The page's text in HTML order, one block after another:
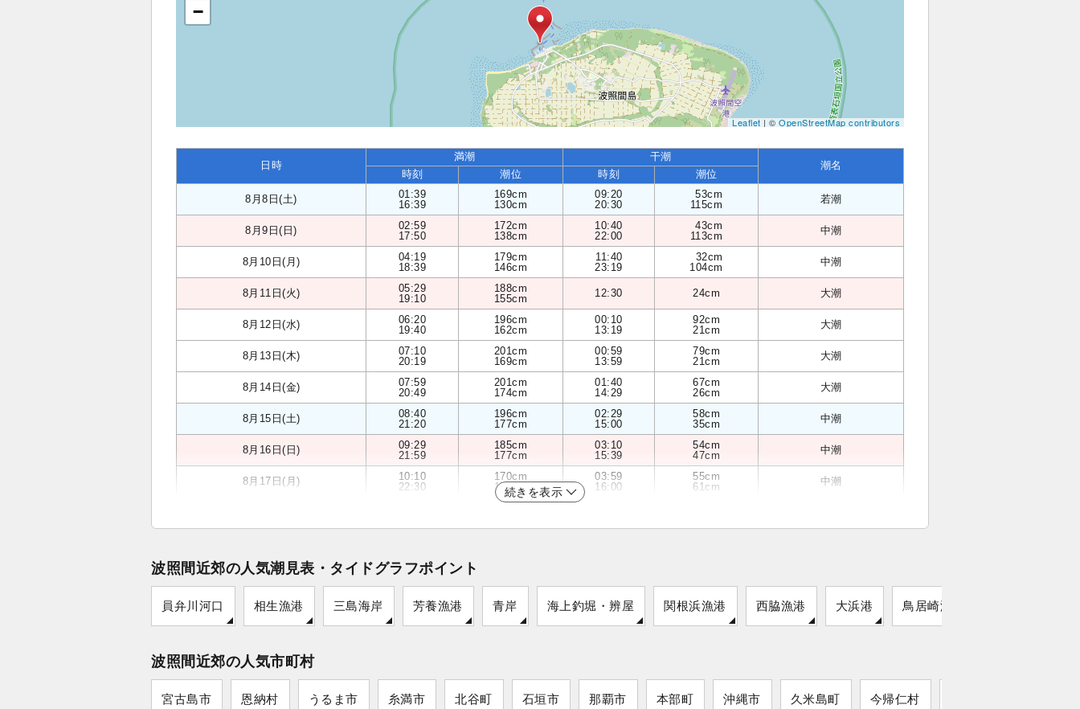
−
Leaflet| ©OpenStreetMap contributors
日時
満潮 干潮
潮名
時刻 潮位 時刻 潮位
8月8日(土)
01:39
16:39
169cm
130cm
09:20
20:30
53cm
115cm
若潮
8月9日(日)
02:59
17:50
172cm
138cm
10:40
22:00
43cm
113cm
中潮
8月10日(月)
04:19
18:39
179cm
146cm
11:40
23:19
32cm
104cm
中潮
8月11日(火)
05:29
19:10
188cm
155cm
12:30 24cm 大潮
8月12日(水)
06:20
19:40
196cm
162cm
00:10
13:19
92cm
21cm
大潮
8月13日(木)
07:10
20:19
201cm
169cm
00:59
13:59
79cm
21cm
大潮
8月14日(金)
07:59
20:49
201cm
174cm
01:40
14:29
67cm
26cm
大潮
8月15日(土)
08:40
21:20
196cm
177cm
02:29
15:00
58cm
35cm
中潮
8月16日(日)
09:29
21:59
185cm
177cm
03:10
15:39
54cm
47cm
中潮
8月17日(月)
10:10
22:30
170cm
175cm
03:59
16:00
55cm
61cm
中潮
続きを表示
波照間近郊の人気潮見表・タイドグラフポイント
員弁川河口 相生漁港 三島海岸 芳養漁港 青岸 海上釣堀・辨屋 関根浜漁港 西脇漁港 大浜港 鳥居崎海浜公園
波照間近郊の人気市町村
宮古島市 恩納村 うるま市 糸満市 北谷町 石垣市 那覇市 本部町 沖縄市 久米島町 今帰仁村